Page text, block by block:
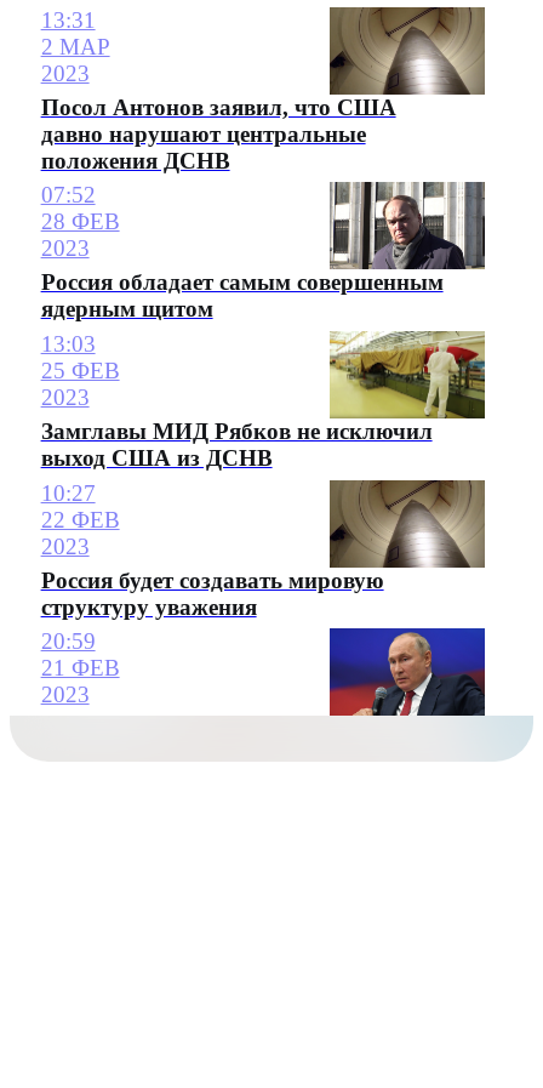
13:31
2 МАР
2023
Посол Антонов заявил, что США
давно нарушают центральные
положения ДСНВ
07:52
28 ФЕВ
2023
Россия обладает самым совершенным
ядерным щитом
13:03
25 ФЕВ
2023
Замглавы МИД Рябков не исключил
выход США из ДСНВ
10:27
22 ФЕВ
2023
Россия будет создавать мировую
структуру уважения
20:59
21 ФЕВ
2023